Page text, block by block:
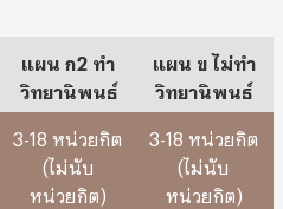
แผน ก2 ทำ
วิทยานิพนธ์
แผน ข ไม่ทำ
วิทยานิพนธ์
3-18 หน่วยกิต
(ไม่นับ
หน่วยกิต)
3-18 หน่วยกิต
(ไม่นับ
หน่วยกิต)